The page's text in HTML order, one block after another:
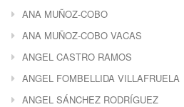
ANA MUÑOZ-COBO
ANA MUÑOZ-COBO VACAS
ANGEL CASTRO RAMOS
ANGEL FOMBELLIDA VILLAFRUELA
ANGEL SÁNCHEZ RODRÍGUEZ